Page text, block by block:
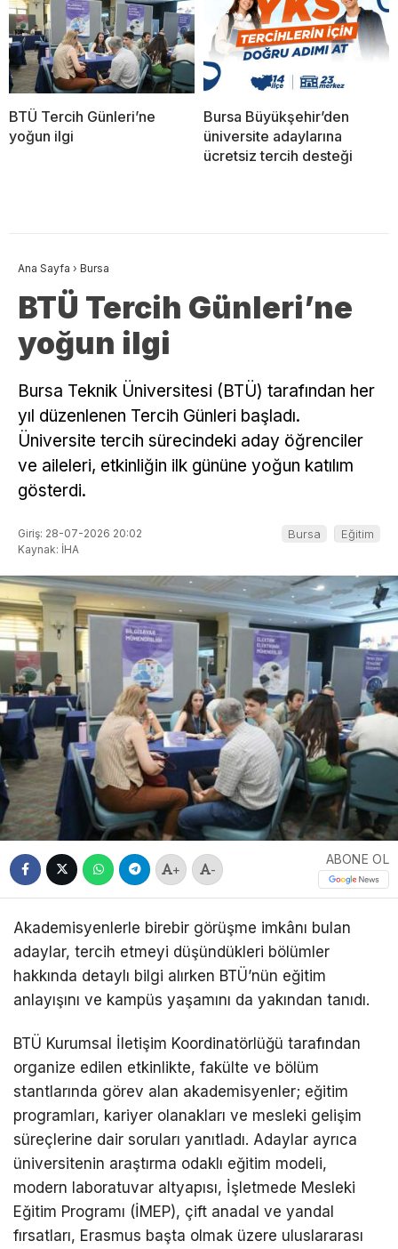
BTÜ Tercih Günleri’ne
yoğun ilgi
Bursa Büyükşehir’den
üniversite adaylarına
ücretsiz tercih desteği
Ana Sayfa › Bursa
BTÜ Tercih Günleri’ne
yoğun ilgi
Bursa Teknik Üniversitesi (BTÜ) tarafından her
yıl düzenlenen Tercih Günleri başladı.
Üniversite tercih sürecindeki aday öğrenciler
ve aileleri, etkinliğin ilk gününe yoğun katılım
gösterdi.
Giriş: 28-07-2026 20:02
Kaynak: İHA
Bursa Eğitim
+ -
ABONE OL
Akademisyenlerle birebir görüşme imkânı bulan
adaylar, tercih etmeyi düşündükleri bölümler
hakkında detaylı bilgi alırken BTÜ’nün eğitim
anlayışını ve kampüs yaşamını da yakından tanıdı.
BTÜ Kurumsal İletişim Koordinatörlüğü tarafından
organize edilen etkinlikte, fakülte ve bölüm
stantlarında görev alan akademisyenler; eğitim
programları, kariyer olanakları ve mesleki gelişim
süreçlerine dair soruları yanıtladı. Adaylar ayrıca
üniversitenin araştırma odaklı eğitim modeli,
modern laboratuvar altyapısı, İşletmede Mesleki
Eğitim Programı (İMEP), çift anadal ve yandal
fırsatları, Erasmus başta olmak üzere uluslararası